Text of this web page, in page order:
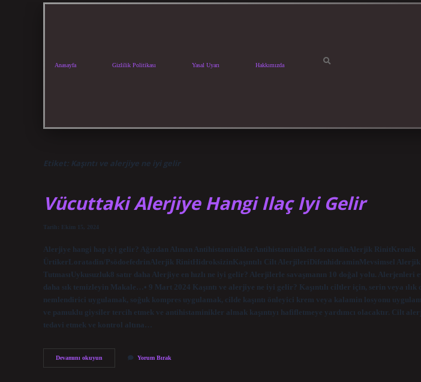
Anasayfa Gizlilik Politikası Yasal Uyarı Hakkımızda
Etiket: Kaşıntı ve alerjiye ne iyi gelir
Vücuttaki Alerjiye Hangi Ilaç Iyi Gelir
Tarih: Ekim 15, 2024
Alerjiye hangi hap iyi gelir? Ağızdan Alınan AntihistaminiklerAntihistaminiklerLoratadinAlerjik RinitKronik
ÜrtikerLoratadin/PsödoefedrinAlerjik RinitHidroksizinKaşıntılı Cilt AlerjileriDifenhidraminMevsimsel
TutmasıUykusuzluk8 satır daha Alerjiye en hızlı ne iyi gelir? Alerjilerle savaşmanın 10 doğal yolu. Alerjenleri
daha sık temizleyin Makale…• 9 Mart 2024 Kaşıntı ve alerjiye ne iyi gelir? Kaşıntılı ciltler için, serin veya ılık
nemlendirici uygulamak, soğuk kompres uygulamak, cilde kaşıntı önleyici krem ​​veya kalamin losyonu
ve pamuklu giysiler tercih etmek ve antihistaminikler almak kaşıntıyı hafifletmeye yardımcı olacaktır. Cilt
tedavi etmek ve kontrol altına…
Devamını okuyun
Alerjiye
Yorum Bırak